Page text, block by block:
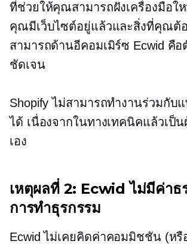
ที่ช่วยให้คุณสามารถฝังเครื่องมือใ
คุณมีเว็บไซต์อยู่แล้วและสิ่งที่คุณต้
สามารถด้านอีคอมเมิร์ซ Ecwid คือ
ชัดเจน
Shopify ไม่สามารถทำงานร่วมกับ
ได้ เนื่องจากในทางเทคนิคแล้วเป็น
เอง
เหตุผลที่ 2: Ecwid ไม่มีค่าธ
การทำธุรกรรม
Ecwid ไม่เคยคิดค่าคอมมิชชัน (หรื